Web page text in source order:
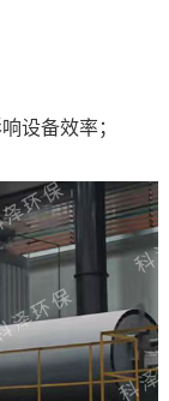
设备效率；